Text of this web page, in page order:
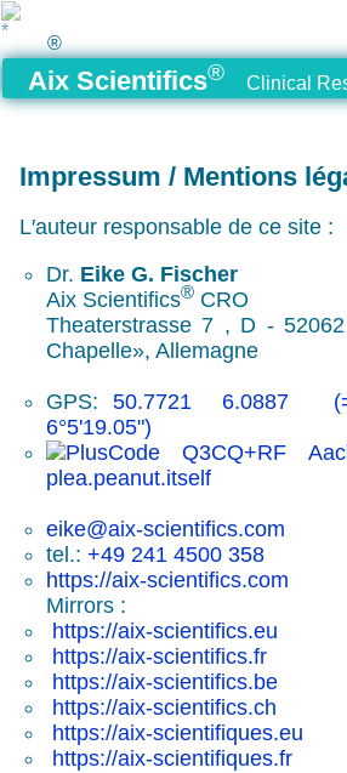
®
Aix Scientifics® Clinical
Impressum / Mentions
L′auteur responsable de ce site :
Dr. Eike G. Fischer
Aix Scientifics® CRO
Theaterstrasse 7 , D -
Chapelle», Allemagne
GPS:50.7721 6.0887 (=
6°5'19.05")
Q3CQ+RF
plea.peanut.itself
eike@aix-scientifics.com
tel.:+49 241 4500 358
https://aix-scientifics.com
Mirrors :
https://aix-scientifics.eu
https://aix-scientifics.fr
https://aix-scientifics.be
https://aix-scientifics.ch
https://aix-scientifiques.eu
https://aix-scientifiques.fr